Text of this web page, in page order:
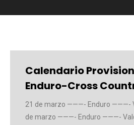
Calendario
Enduro-Cross
21 de marzo ———- Enduro ———-
de marzo ———- Enduro ———-